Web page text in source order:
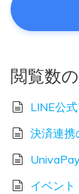
閲覧数
LINE公
決済連携
イベント